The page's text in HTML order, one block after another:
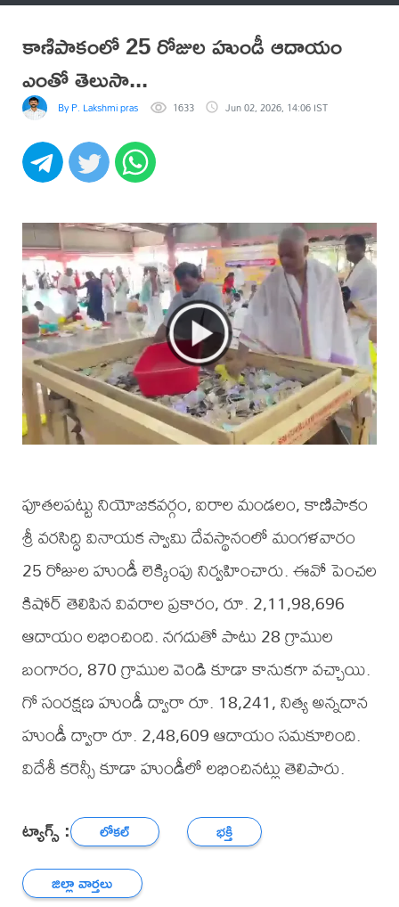
కాణిపాకంలో 25 రోజుల హుండీ ఆదాయం
ఎంతో తెలుసా...
By P. Lakshmi prasad 1633 Jun 02, 2026, 14:06 IST
పూతలపట్టు నియోజకవర్గం, ఐరాల మండలం, కాణిపాకం
శ్రీ వరసిద్ధి వినాయక స్వామి దేవస్థానంలో మంగళవారం
25 రోజుల హుండీ లెక్కింపు నిర్వహించారు. ఈవో పెంచల
కిషోర్ తెలిపిన వివరాల ప్రకారం, రూ. 2,11,98,696
ఆదాయం లభించింది. నగదుతో పాటు 28 గ్రాముల
బంగారం, 870 గ్రాముల వెండి కూడా కానుకగా వచ్చాయి.
గో సంరక్షణ హుండీ ద్వారా రూ. 18,241, నిత్య అన్నదాన
హుండీ ద్వారా రూ. 2,48,609 ఆదాయం సమకూరింది.
విదేశీ కరెన్సీ కూడా హుండీలో లభించినట్లు తెలిపారు.
ట్యాగ్స్ : లోకల్
భక్తి
జిల్లా వార్తలు